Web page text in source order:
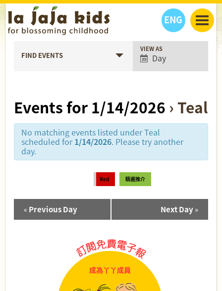
ENG
丫丫看天下
丫丫部落格
親子日曆
丫丫之選
關於我們
我們的故事
聯絡
丫丫夥伴 + 友情連接
購物
FIND EVENTS Event
Views
Navigation
VIEW AS
Day
Events for 1/14/2026 › Teal
No matching events listed under Teal
scheduled for1/14/2026. Please try another
day.
Red 精選推介
Day
Navigation
« Previous Day Next Day»
成為丫丫成員